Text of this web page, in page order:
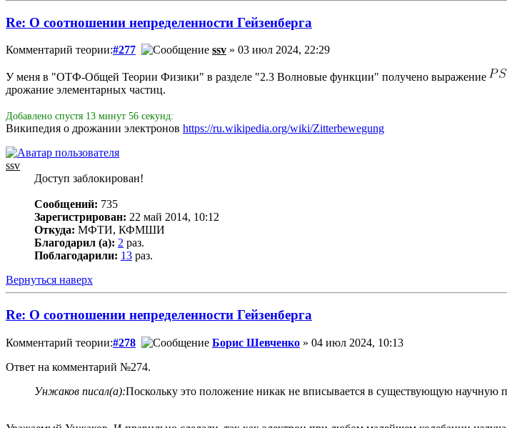
Re: О соотношении непределенности Гейзенберга
Комментарий теории:#277 ssv » 03 июл 2024, 22:29
У меня в "ОТФ-Общей Теории Физики" в разделе "2.3 Волновые функции" получено выражение
дрожание элементарных частиц.
Добавлено спустя 13 минут 56 секунд:
Википедия о дрожании электронов https://ru.wikipedia.org/wiki/Zitterbewegung
ssv
Доступ заблокирован!
Сообщений: 735
Зарегистрирован: 22 май 2014, 10:12
Откуда: МФТИ, КФМШИ
Благодарил (а): 2 раз.
Поблагодарили: 13 раз.
Вернуться наверх
Re: О соотношении непределенности Гейзенберга
Комментарий теории:#278 Борис Шевченко » 04 июл 2024, 10:13
Ответ на комментарий №274.
Унжаков писал(а):Поскольку это положение никак не вписывается в существующую научную